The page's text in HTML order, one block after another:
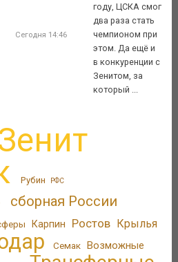
Сегодня 14:46
году, ЦСКА смог
два раза стать
чемпионом при
этом. Да ещё и
в конкуренции с
Зенитом, за
который ...
Рубин РФС
сборная России
Карпин Ростов Крылья
Семак Возможные